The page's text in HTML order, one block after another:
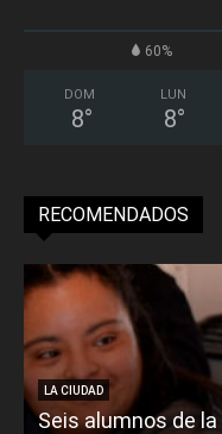
60%
DOM
8°
LUN
8°
RECOMENDADOS
LA CIUDAD
Seis alumnos de